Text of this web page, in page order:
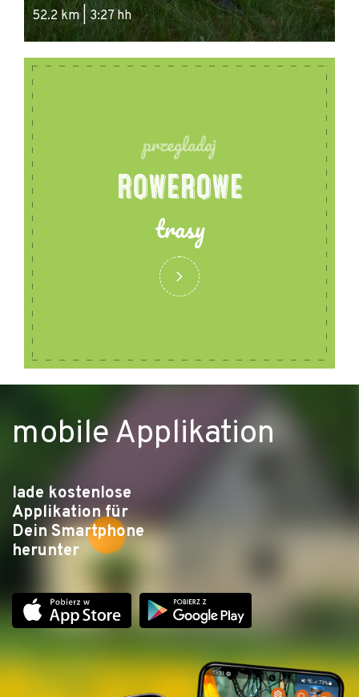
52.2 km | 3:27 hh
przegladaj
ROWEROWE
trasy
mobile Applikation
lade kostenlose
Applikation für
Dein Smartphone
herunter